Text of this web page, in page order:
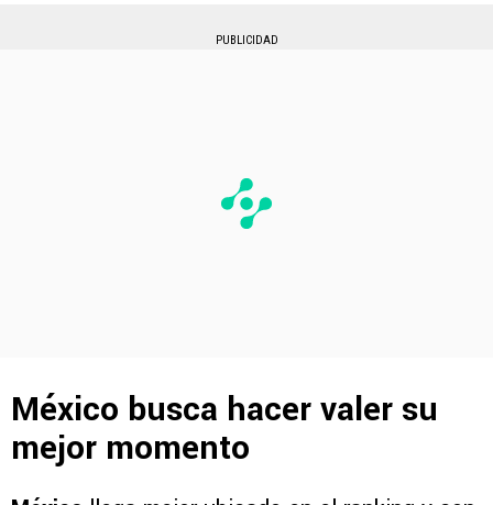
PUBLICIDAD
México busca hacer valer su
mejor momento